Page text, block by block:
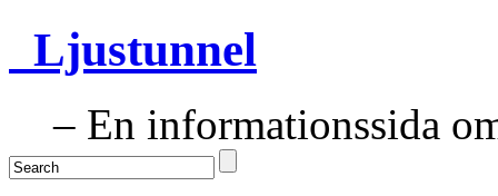
Ljustunnel
– En informationssida